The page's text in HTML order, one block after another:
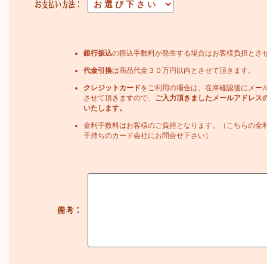
銀行振込の振込手数料が発生する場合はお客様負担とさ
代金引換は商品代金３０万円以内とさせて頂きます。
クレジットカードをご利用の場合は、在庫確認後にメー
させて頂きますので、
ご入力頂きましたメールアドレス
いたします。
金利手数料はお客様のご負担となります。（こちらの金
手持ちのカード会社にお問合せ下さい）